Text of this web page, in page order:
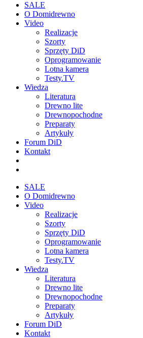
SALE
O Domidrewno
Video
Realizacje
Szorty
Sprzęty DiD
Oprogramowanie
Lotna kamera
Testy.TV
Wiedza
Literatura
Drewno lite
Drewnopochodne
Preparaty
Artykuły
Forum DiD
Kontakt
SALE
O Domidrewno
Video
Realizacje
Szorty
Sprzęty DiD
Oprogramowanie
Lotna kamera
Testy.TV
Wiedza
Literatura
Drewno lite
Drewnopochodne
Preparaty
Artykuły
Forum DiD
Kontakt